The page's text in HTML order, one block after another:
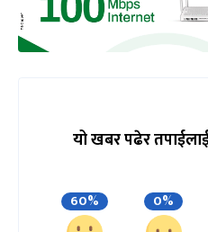
यो खबर पढेर
60% 0%